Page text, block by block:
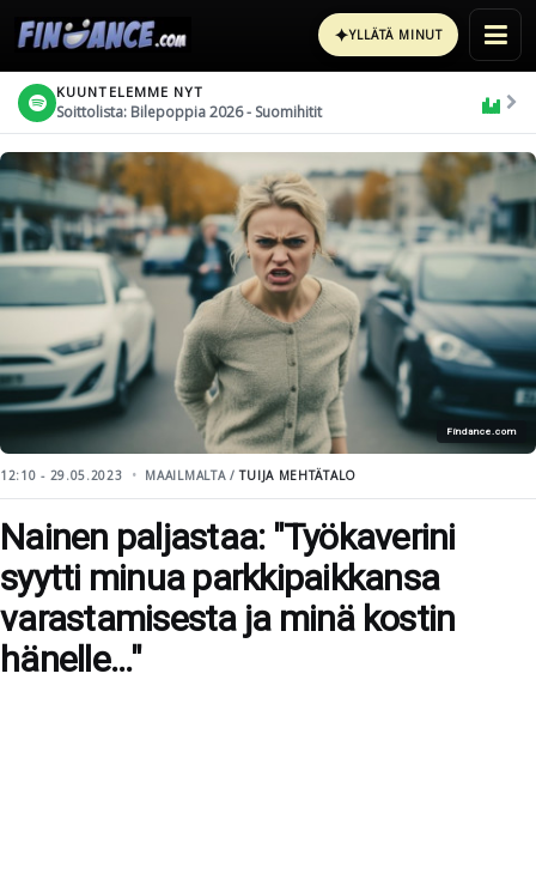
✦YLLÄTÄ MINUT
KUUNTELEMME NYT
Soittolista: Bilepoppia 2026 - Suomihitit
Findance.com
12:10 - 29.05.2023 MAAILMALTA /TUIJA MEHTÄTALO
Nainen paljastaa: "Työkaverini
syytti minua parkkipaikkansa
varastamisesta ja minä kostin
hänelle..."